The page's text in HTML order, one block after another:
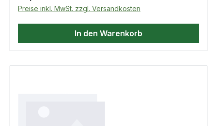
Preise inkl. MwSt. zzgl. Versandkosten
In den Warenkorb